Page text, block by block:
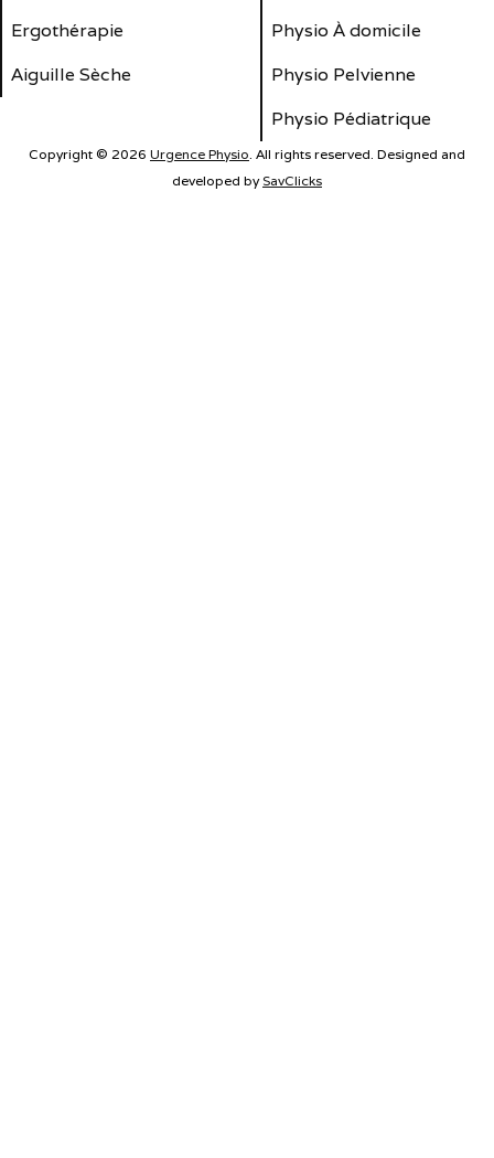
Ergothérapie
Aiguille Sèche
Physio À domicile
Physio Pelvienne
Physio Pédiatrique
Copyright © 2026 Urgence Physio. All rights reserved. Designed and
developed by SavClicks